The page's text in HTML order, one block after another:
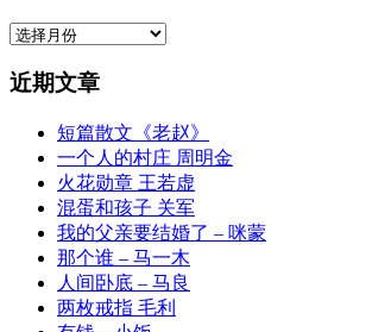
归
近期文章
短篇散文《老赵》
一个人的村庄 周明金
火花勋章 王若虚
混蛋和孩子 关军
我的父亲要结婚了 – 咪蒙
那个谁 – 马一木
人间卧底 – 马良
两枚戒指 毛利